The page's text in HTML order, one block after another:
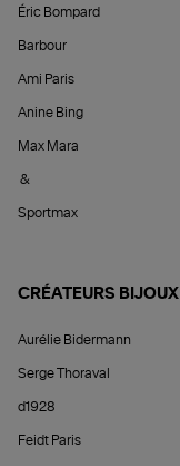
Éric Bompard
Barbour
Ami Paris
Anine Bing
Max Mara
&
Sportmax
CRÉATEURS BIJOUX
Aurélie Bidermann
Serge Thoraval
d1928
Feidt Paris